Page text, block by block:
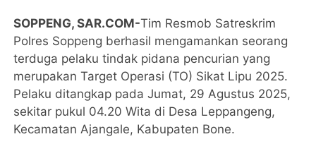
SOPPENG, SAR.COM-Tim Resmob Satreskrim
Polres Soppeng berhasil mengamankan seorang
terduga pelaku tindak pidana pencurian yang
merupakan Target Operasi (TO) Sikat Lipu 2025.
Pelaku ditangkap pada Jumat, 29 Agustus 2025,
sekitar pukul 04.20 Wita di Desa Leppangeng,
Kecamatan Ajangale, Kabupaten Bone.